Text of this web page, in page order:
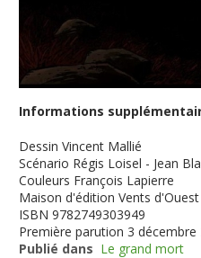
Informations
Dessin Vincent Mallié
Scénario Régis Loisel - Jean
Couleurs François Lapierre
Maison d'édition Vents d'Ouest
ISBN 9782749303949
Première parution 3 décembre
Publié dans Le grand mort